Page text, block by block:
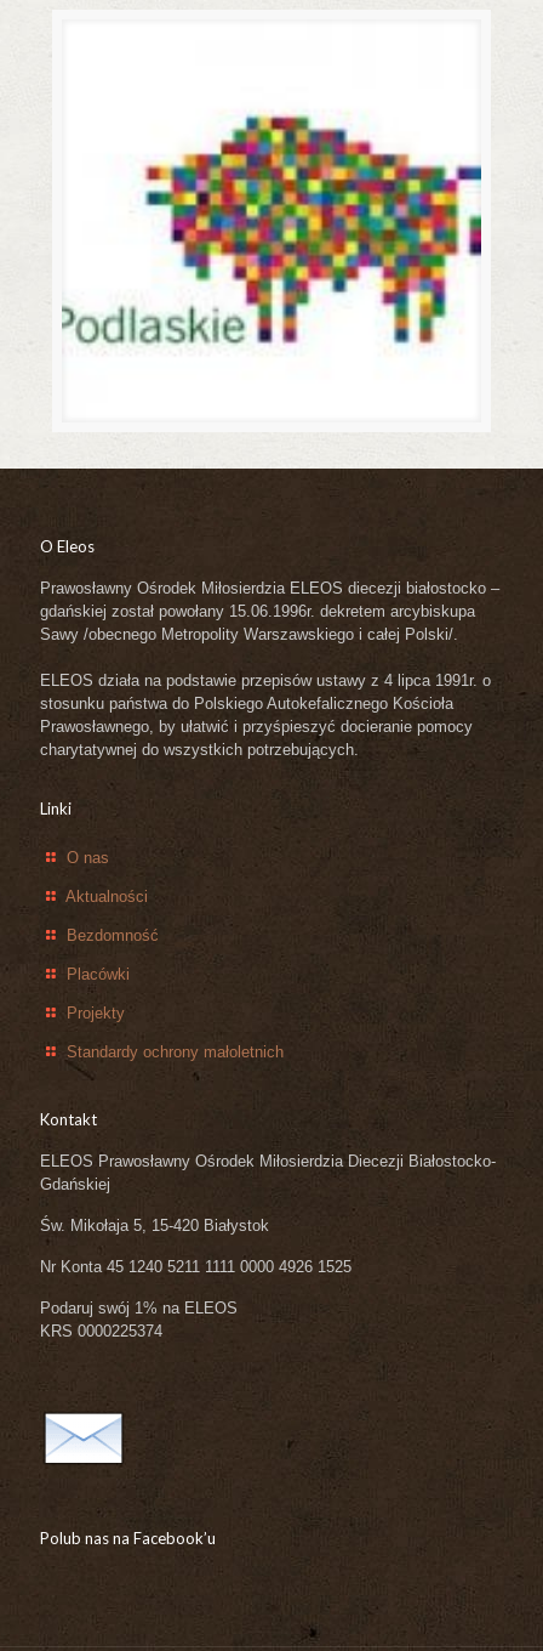
O Eleos
Prawosławny Ośrodek Miłosierdzia ELEOS diecezji białostocko –
gdańskiej został powołany 15.06.1996r. dekretem arcybiskupa
Sawy /obecnego Metropolity Warszawskiego i całej Polski/.
ELEOS działa na podstawie przepisów ustawy z 4 lipca 1991r. o
stosunku państwa do Polskiego Autokefalicznego Kościoła
Prawosławnego, by ułatwić i przyśpieszyć docieranie pomocy
charytatywnej do wszystkich potrzebujących.
Linki
O nas
Aktualności
Bezdomność
Placówki
Projekty
Standardy ochrony małoletnich
Kontakt
ELEOS Prawosławny Ośrodek Miłosierdzia Diecezji Białostocko-
Gdańskiej
Św. Mikołaja 5, 15-420 Białystok
Nr Konta 45 1240 5211 1111 0000 4926 1525
Podaruj swój 1% na ELEOS
KRS 0000225374
Polub nas na Facebook’u